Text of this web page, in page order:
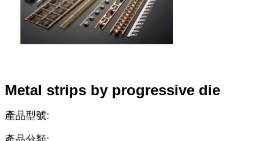
Metal strips by progressive die
產品型號: